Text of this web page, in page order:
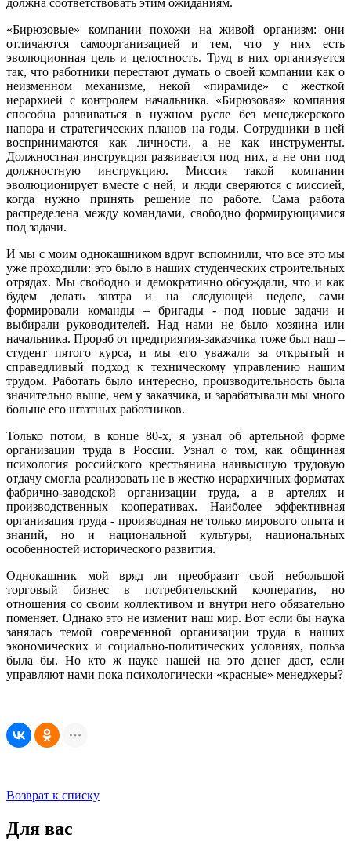
«Бирюзовые» компании похожи на живой организм: они
отличаются самоорганизацией и тем, что у них есть
эволюционная цель и целостность. Труд в них организуется
так, что работники перестают думать о своей компании как о
неизменном механизме, некой «пирамиде» с жесткой
иерархией с контролем начальника. «Бирюзовая» компания
способна развиваться в нужном русле без менеджерского
напора и стратегических планов на годы. Сотрудники в ней
воспринимаются как личности, а не как инструменты.
Должностная инструкция развивается под них, а не они под
должностную инструкцию. Миссия такой компании
эволюционирует вместе с ней, и люди сверяются с миссией,
когда нужно принять решение по работе. Сама работа
распределена между командами, свободно формирующимися
под задачи.
И мы с моим однокашником вдруг вспомнили, что все это мы
уже проходили: это было в наших студенческих строительных
отрядах. Мы свободно и демократично обсуждали, что и как
будем делать завтра и на следующей неделе, сами
формировали команды – бригады - под новые задачи и
выбирали руководителей. Над нами не было хозяина или
начальника. Прораб от предприятия-заказчика тоже был наш –
студент пятого курса, и мы его уважали за открытый и
справедливый подход к техническому управлению нашим
трудом. Работать было интересно, производительность была
значительно выше, чем у заказчика, и зарабатывали мы много
больше его штатных работников.
Только потом, в конце 80-х, я узнал об артельной форме
организации труда в России. Узнал о том, как общинная
психология российского крестьянина наивысшую трудовую
отдачу смогла реализовать не в жестко иерархичных форматах
фабрично-заводской организации труда, а в артелях и
производственных кооперативах. Наиболее эффективная
организация труда - производная не только мирового опыта и
знаний, но и национальной культуры, национальных
особенностей исторического развития.
Однокашник мой вряд ли преобразит свой небольшой
торговый бизнес в потребительский кооператив, но
отношения со своим коллективом и внутри него обязательно
поменяет. Однако это не изменит наш мир. Вот если бы наука
занялась темой современной организации труда в наших
экономических и социально-политических условиях, польза
была бы. Но кто ж науке нашей на это денег даст, если
управляют нами пока психологически «красные» менеджеры?
Возврат к списку
Для вас